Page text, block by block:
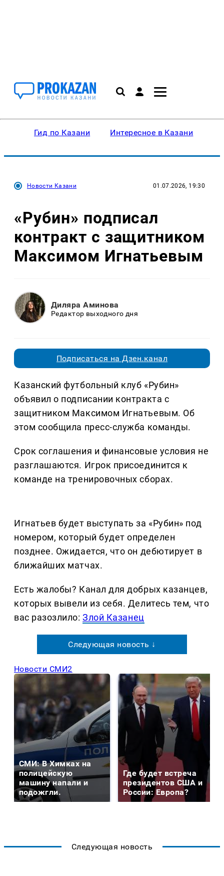
Гид по Казани Интересное в Казани
Новости Казани 01.07.2026, 19:30
«Рубин» подписал
контракт с защитником
Максимом Игнатьевым
Диляра Аминова
Редактор выходного дня
Подписаться на Дзен.канал
Казанский футбольный клуб «Рубин»
объявил о подписании контракта с
защитником Максимом Игнатьевым. Об
этом сообщила пресс-служба команды.
Срок соглашения и финансовые условия не
разглашаются. Игрок присоединится к
команде на тренировочных сборах.
Игнатьев будет выступать за «Рубин» под
номером, который будет определен
позднее. Ожидается, что он дебютирует в
ближайших матчах.
Есть жалобы? Канал для добрых казанцев,
которых вывели из себя. Делитеcь тем, что
вас разозлило:Злой Казанец
Следующая новость ↓
Новости СМИ2
СМИ: В Химках на
полицейскую
машину напали и
подожгли.
Где будет встреча
президентов США и
России: Европа?
Следующая новость